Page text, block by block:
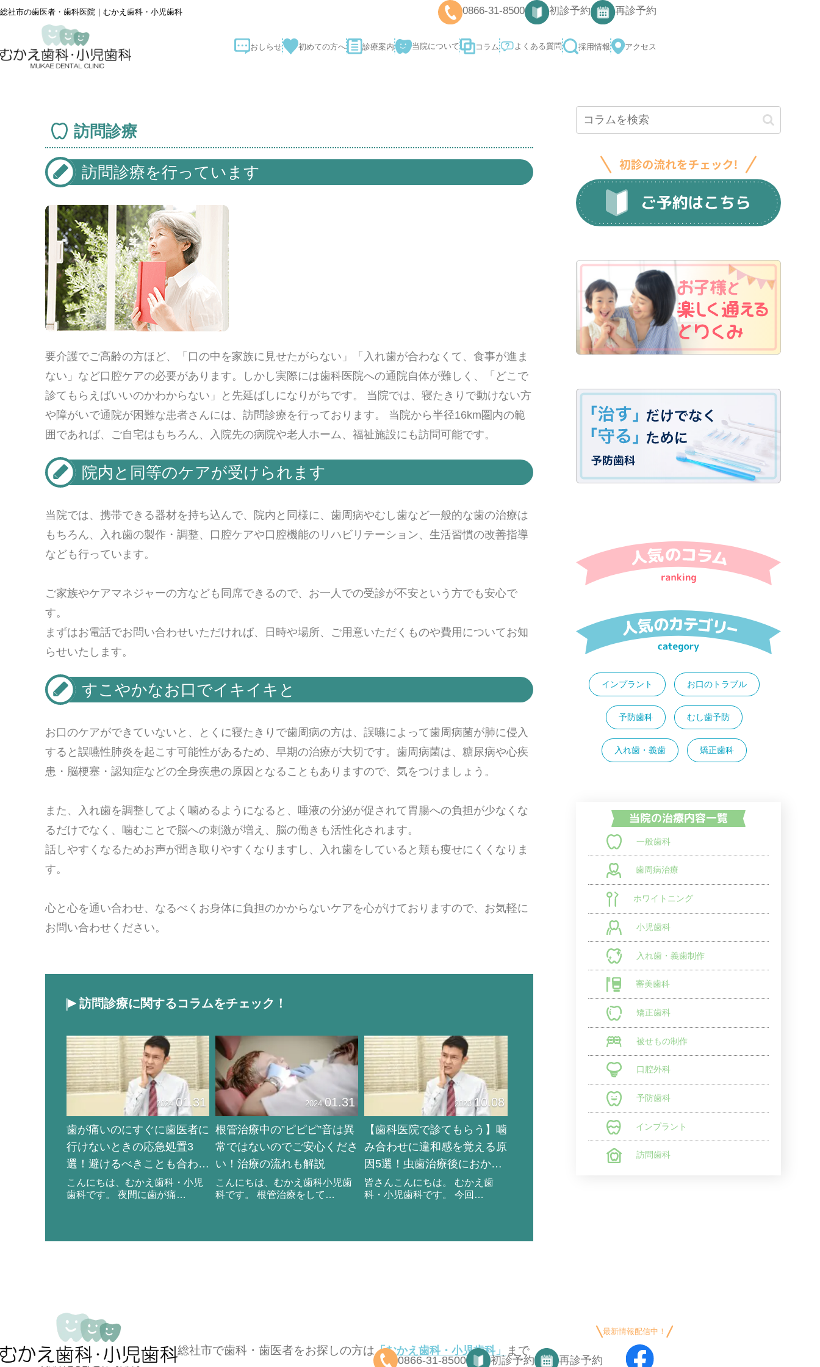
総社市の歯医者・歯科医院｜むかえ歯科・小児歯科 0866-31-8500 初診予約
おしらせ 初めての方へ 診療案内 当院について コラム よくある質問 採用情報
訪問診療
訪問診療を行っています
要介護でご高齢の方ほど、「口の中を家族に見せたがらない」「入れ歯が合わなくて、食事が進ま
ない」など口腔ケアの必要があります。しかし実際には歯科医院への通院自体が難しく、「どこで
診てもらえばいいのかわからない」と先延ばしになりがちです。 当院では、寝たきりで動けない方
や障がいで通院が困難な患者さんには、訪問診療を行っております。 当院から半径16km圏内の範
囲であれば、ご自宅はもちろん、入院先の病院や老人ホーム、福祉施設にも訪問可能です。
院内と同等のケアが受けられます
当院では、携帯できる器材を持ち込んで、院内と同様に、歯周病やむし歯など一般的な歯の治療は
もちろん、入れ歯の製作・調整、口腔ケアや口腔機能のリハビリテーション、生活習慣の改善指導
なども行っています。
ご家族やケアマネジャーの方なども同席できるので、お一人での受診が不安という方でも安心で
す。
まずはお電話でお問い合わせいただければ、日時や場所、ご用意いただくものや費用についてお知
らせいたします。
すこやかなお口でイキイキと
お口のケアができていないと、とくに寝たきりで歯周病の方は、誤嚥によって歯周病菌が肺に侵入
すると誤嚥性肺炎を起こす可能性があるため、早期の治療が大切です。歯周病菌は、糖尿病や心疾
患・脳梗塞・認知症などの全身疾患の原因となることもありますので、気をつけましょう。
また、入れ歯を調整してよく噛めるようになると、唾液の分泌が促されて胃腸への負担が少なくな
るだけでなく、噛むことで脳への刺激が増え、脳の働きも活性化されます。
話しやすくなるためお声が聞き取りやすくなりますし、入れ歯をしていると頬も痩せにくくなりま
す。
心と心を通い合わせ、なるべくお身体に負担のかからないケアを心がけておりますので、お気軽に
お問い合わせください。
訪問診療に関するコラムをチェック！
2024. 01.31
歯が痛いのにすぐに歯医者に
行けないときの応急処置3
選！避けるべきことも合わせ
て解説
こんにちは、むかえ歯科・小児
歯科です。 夜間に歯が痛…
2024.01.31
根管治療中の”ピピピ”音は異
常ではないのでご安心くださ
い！治療の流れも解説
こんにちは、むかえ歯科小児歯
科です。 根管治療をして…
2023. 10.08
【歯科医院で診てもらう】噛
み合わせに違和感を覚える原
因5選！虫歯治療後におかし
いと感じる理由を解説
皆さんこんにちは。 むかえ歯
科・小児歯科です。 今回…
インプラント お口のトラブル
予防歯科 むし歯予防
入れ歯・義歯 矯正歯科
一般歯科
歯周病治療
ホワイトニング
小児歯科
入れ歯・義歯制作
審美歯科
矯正歯科
被せもの制作
口腔外科
予防歯科
インプラント
訪問歯科